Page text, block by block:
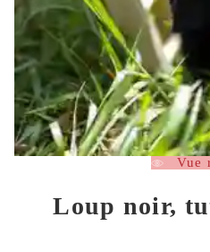
Vue
Loup noir,